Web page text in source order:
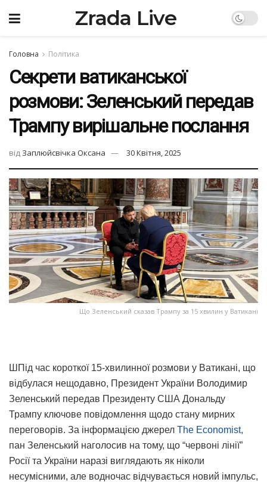
Zrada Live
Головна Політика
Секрети ватиканської
розмови: Зеленський передав
Трампу вирішальне послання
від Заплюйсвічка Оксана 30 Квітня, 2025
Що Зеленський сказав Трампу за 15 хвилин у Ватикані
ШПід час короткої 15-хвилинної розмови у Ватикані, що
відбулася нещодавно, Президент України Володимир
Зеленський передав Президенту США Дональду
Трампу ключове повідомлення щодо стану мирних
переговорів. За інформацією джерел The Economist,
пан Зеленський наголосив на тому, що “червоні лінії”
Росії та України наразі виглядають як ніколи
несумісними, але водночас відчувається новий імпульс,